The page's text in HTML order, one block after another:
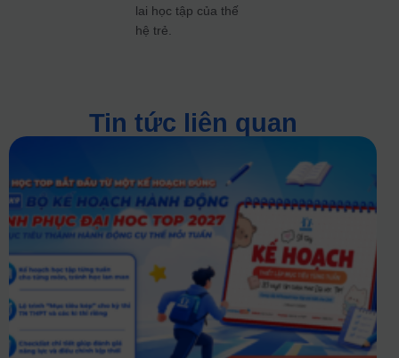
lai học tập của thế
hệ trẻ.
Tin tức liên quan